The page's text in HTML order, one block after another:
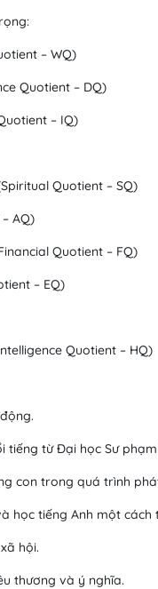
– WQ)
Quotient – DQ)
– IQ)
Quotient – SQ)
AQ)
Quotient – FQ)
– EQ)
Quotient – HQ)
từ Đại học Sư
con trong quá trình
học tiếng Anh một cách
hội.
thương và ý nghĩa.